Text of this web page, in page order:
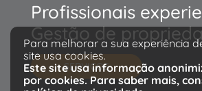
Profissionais
Gestão de
SERVIÇOS
Para melhorar a sua experiência
site usa cookies.
Este site usa informação
por cookies. Para saber mais,